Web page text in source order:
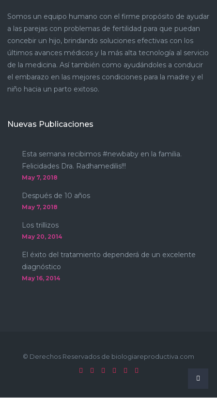
Somos un equipo humano con el firme propósito de ayudar
a las parejas con problemas de fertilidad para que puedan
concebir un hijo, brindando soluciones efectivas con los
últimos avances médicos y la más alta tecnología al servicio
de la medicina. Así también como ayudándoles a conducir
el embarazo en las mejores condiciones para la madre y el
niño hacia un parto exitoso.
Nuevas Publicaciones
Esta semana recibimos #newbaby en la familia.
Felicidades Dra. Radhamedilis!!!
May 7, 2018
Después de 10 años
May 7, 2018
Los trillizos
May 20, 2014
El éxito del tratamiento dependerá de un excelente
diagnóstico
May 16, 2014
© Derechos Reservados de biologiareproductiva.com